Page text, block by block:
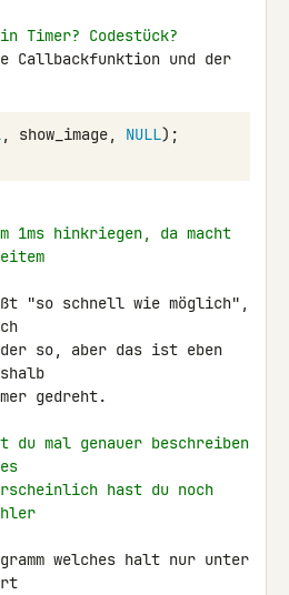
Timer? Codestück?
Callbackfunktion und der
, show_image, NULL);
1ms hinkriegen, da macht
"so schnell wie möglich",
so, aber das ist eben
gedreht.
mal genauer beschreiben
hast du noch
welches halt nur unter